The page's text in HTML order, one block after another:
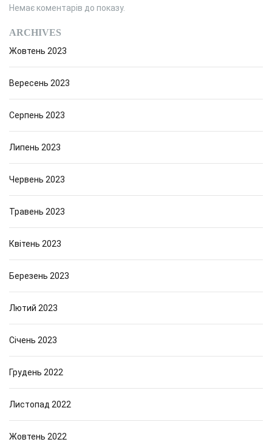
Немає коментарів до показу.
ARCHIVES
Жовтень 2023
Вересень 2023
Серпень 2023
Липень 2023
Червень 2023
Травень 2023
Квітень 2023
Березень 2023
Лютий 2023
Січень 2023
Грудень 2022
Листопад 2022
Жовтень 2022